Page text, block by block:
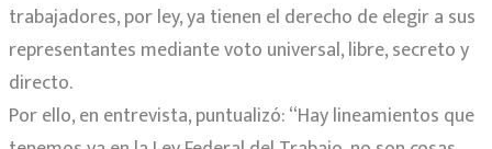
trabajadores, por ley, ya tienen el derecho de elegir a sus
representantes mediante voto universal, libre, secreto y
directo.
Por ello, en entrevista, puntualizó: “Hay lineamientos que